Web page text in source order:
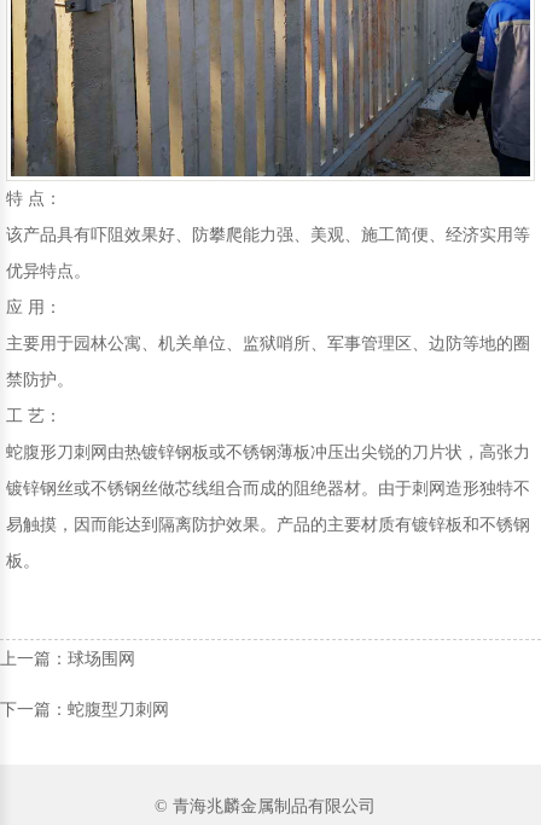
特 点：
该产品具有吓阻效果好、防攀爬能力强、美观、施工简便、经济实用等
优异特点。
应 用：
主要用于园林公寓、机关单位、监狱哨所、军事管理区、边防等地的圈
禁防护。
工 艺：
蛇腹形刀刺网由热镀锌钢板或不锈钢薄板冲压出尖锐的刀片状，高张力
镀锌钢丝或不锈钢丝做芯线组合而成的阻绝器材。由于刺网造形独特不
易触摸，因而能达到隔离防护效果。产品的主要材质有镀锌板和不锈钢
板。
上一篇：球场围网
下一篇：蛇腹型刀刺网
© 青海兆麟金属制品有限公司